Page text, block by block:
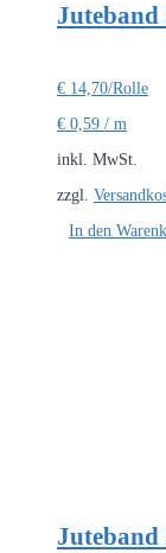
Juteband
€ 14,70/Rolle
€ 0,59 / m
inkl. MwSt.
zzgl.
In den
Juteband